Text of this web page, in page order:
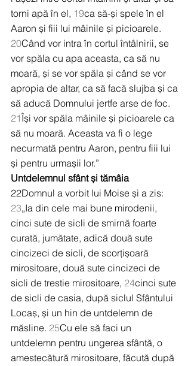
torni apă în el, 19ca să-și spele în el
Aaron și fiii lui mâinile și picioarele.
20Când vor intra în cortul întâlnirii, se
vor spăla cu apa aceasta, ca să nu
moară, și se vor spăla și când se vor
apropia de altar, ca să facă slujba și ca
să aducă Domnului jertfe arse de foc.
21Își vor spăla mâinile și picioarele ca
să nu moară. Aceasta va fi o lege
necurmată pentru Aaron, pentru fiii lui
și pentru urmașii lor.”
Untdelemnul sfânt și tămâia
22Domnul a vorbit lui Moise și a zis:
23„Ia din cele mai bune mirodenii,
cinci sute de sicli de smirnă foarte
curată, jumătate, adică două sute
cincizeci de sicli, de scorțișoară
mirositoare, două sute cincizeci de
sicli de trestie mirositoare, 24cinci sute
de sicli de casia, după siclul Sfântului
Locaș, și un hin de untdelemn de
măsline. 25Cu ele să faci un
untdelemn pentru ungerea sfântă, o
amestecătură mirositoare, făcută după